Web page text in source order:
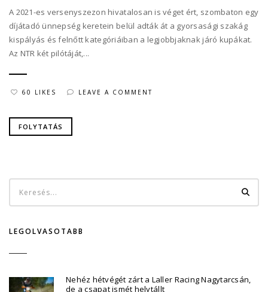
A 2021-es versenyszezon hivatalosan is véget ért, szombaton egy
díjátadó ünnepség keretein belül adták át a gyorsasági szakág
kispályás és felnőtt kategóriáiban a legjobbjaknak járó kupákat.
Az NTR két pilótáját,...
60 LIKES LEAVE A COMMENT
FOLYTATÁS
LEGOLVASOTABB
Nehéz hétvégét zárt a Laller Racing Nagytarcsán,
de a csapat ismét helytállt